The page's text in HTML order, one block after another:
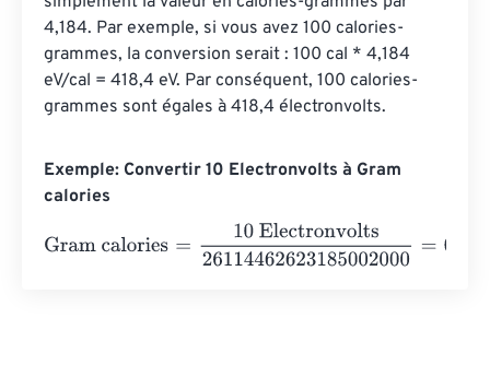
4,184. Par exemple, si vous avez 100 calories-
grammes, la conversion serait : 100 cal * 4,184
eV/cal = 418,4 eV. Par conséquent, 100 calories-
grammes sont égales à 418,4 électronvolts.
Exemple: Convertir 10 Electronvolts à Gram
calories
Gram calories
10 Electronvolts